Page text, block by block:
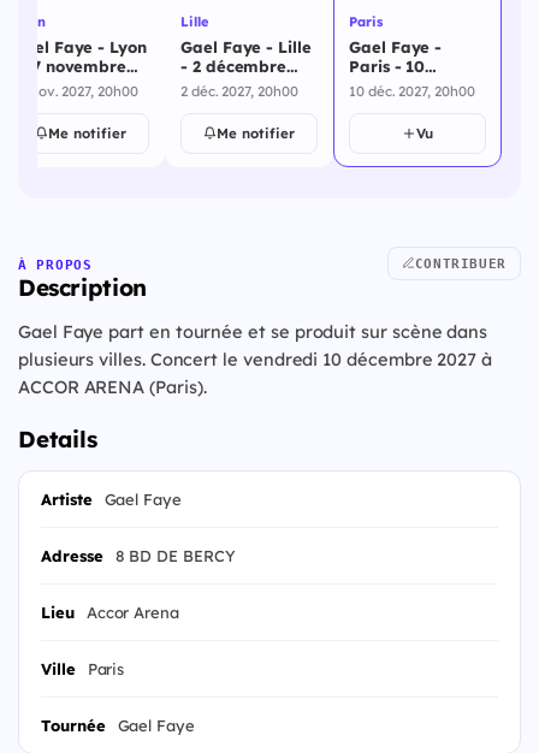
Lyon
Gael Faye - Lyon
- 27 novembre
2027
27 nov. 2027, 20h00
Me notifier
Lille
Gael Faye - Lille
- 2 décembre
2027
2 déc. 2027, 20h00
Me notifier
Paris
Gael Faye -
Paris - 10
décembre 2027
10 déc. 2027, 20h00
Vu
À PROPOS
Description
CONTRIBUER
Gael Faye part en tournée et se produit sur scène dans
plusieurs villes. Concert le vendredi 10 décembre 2027 à
ACCOR ARENA (Paris).
Details
Artiste Gael Faye
Adresse 8 BD DE BERCY
Lieu Accor Arena
Ville Paris
Tournée Gael Faye